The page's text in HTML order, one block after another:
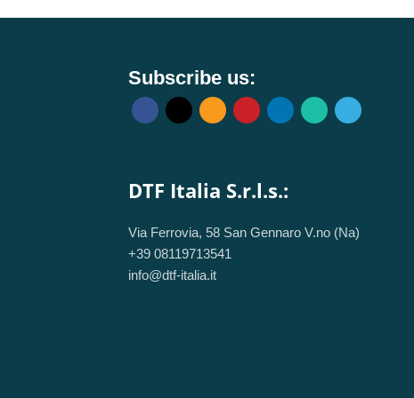
Subscribe us:
DTF Italia S.r.l.s.:
Via Ferrovia, 58 San Gennaro V.no (Na)
+39 08119713541
info@dtf-italia.it